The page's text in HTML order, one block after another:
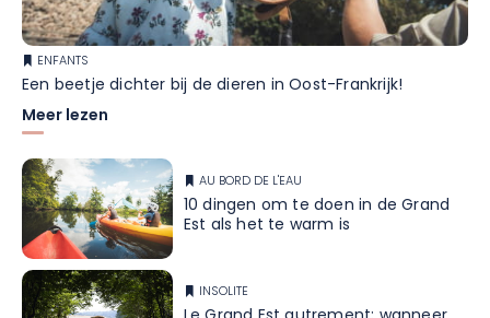
ENFANTS
Een beetje dichter bij de dieren in Oost-Frankrijk!
Meer lezen
AU BORD DE L'EAU
10 dingen om te doen in de Grand
Est als het te warm is
INSOLITE